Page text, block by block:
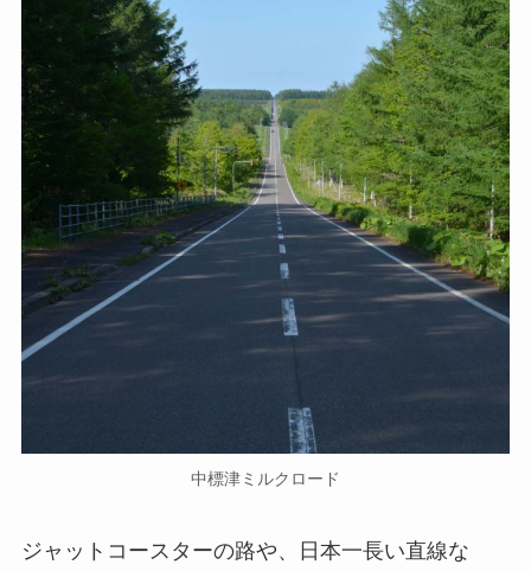
中標津ミルクロード
ジャットコースターの路や、日本一長い直線な